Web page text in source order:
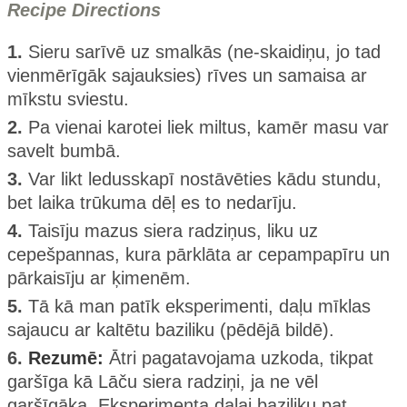
Recipe Directions
1. Sieru sarīvē uz smalkās (ne-skaidiņu, jo tad
vienmērīgāk sajauksies) rīves un samaisa ar
mīkstu sviestu.
2. Pa vienai karotei liek miltus, kamēr masu var
savelt bumbā.
3. Var likt ledusskapī nostāvēties kādu stundu,
bet laika trūkuma dēļ es to nedarīju.
4. Taisīju mazus siera radziņus, liku uz
cepešpannas, kura pārklāta ar cepampapīru un
pārkaisīju ar ķimenēm.
5. Tā kā man patīk eksperimenti, daļu mīklas
sajaucu ar kaltētu baziliku (pēdējā bildē).
6. Rezumē: Ātri pagatavojama uzkoda, tikpat
garšīga kā Lāču siera radziņi, ja ne vēl